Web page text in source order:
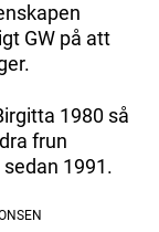
GW på att
1980 så
frun
1991.